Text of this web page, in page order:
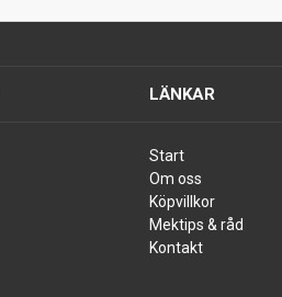
LÄNKAR
Start
Om oss
Köpvillkor
Mektips & råd
Kontakt